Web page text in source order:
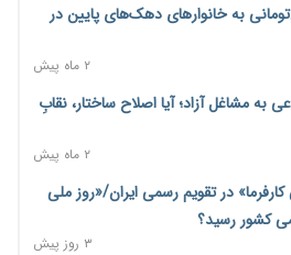
کارآفرینی امید از حمایت متفاوت
درصد کاهش یافت؛ وعده وزارت نیرو برای رفع
اشتغال؛ «یاوران پیشرفت»
۳۰ میلیون‌تومانی به خانوارهای دهک‌های پایین در
۲ ماه پیش
به مشاغل آزاد؛ آیا اصلاح ساختار، نقابِ
۲ ماه پیش
کارفرما» در تقویم رسمی ایران/«روز ملی
کشور رسید؟
۳ روز پیش